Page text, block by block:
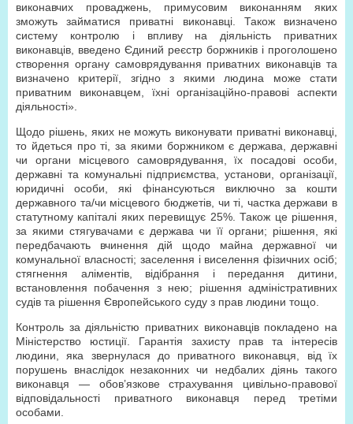
виконавчих проваджень, примусовим виконанням яких
зможуть займатися приватні виконавці. Також визначено
систему контролю і впливу на діяльність приватних
виконавців, введено Єдиний реєстр боржників і проголошено
створення органу самоврядування приватних виконавців та
визначено критерії, згідно з якими людина може стати
приватним виконавцем, їхні організаційно-правові аспекти
діяльності».
Щодо рішень, яких не можуть виконувати приватні виконавці,
то йдеться про ті, за якими боржником є держава, державні
чи органи місцевого самоврядування, їх посадові особи,
державні та комунальні підприємства, установи, організації,
юридичні особи, які фінансуються виключно за кошти
державного та/чи місцевого бюджетів, чи ті, частка держави в
статутному капіталі яких перевищує 25%. Також це рішення,
за якими стягувачами є держава чи її органи; рішення, які
передбачають вчинення дій щодо майна державної чи
комунальної власності; заселення і виселення фізичних осіб;
стягнення аліментів, відібрання і передання дитини,
встановлення побачення з нею; рішення адміністративних
судів та рішення Європейського суду з прав людини тощо.
Контроль за діяльністю приватних виконавців покладено на
Міністерство юстиції. Гарантія захисту прав та інтересів
людини, яка звернулася до приватного виконавця, від їх
порушень внаслідок незаконних чи недбалих діянь такого
виконавця — обов’язкове страхування цивільно-правової
відповідальності приватного виконавця перед третіми
особами.